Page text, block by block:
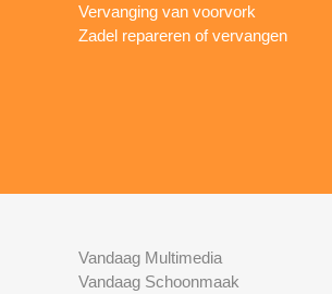
Vervanging van voorvork
Zadel repareren of vervangen
Vandaag Multimedia
Vandaag Schoonmaak